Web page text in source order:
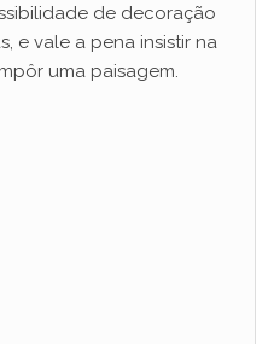
de decoração
e vale a pena insistir na
uma paisagem.